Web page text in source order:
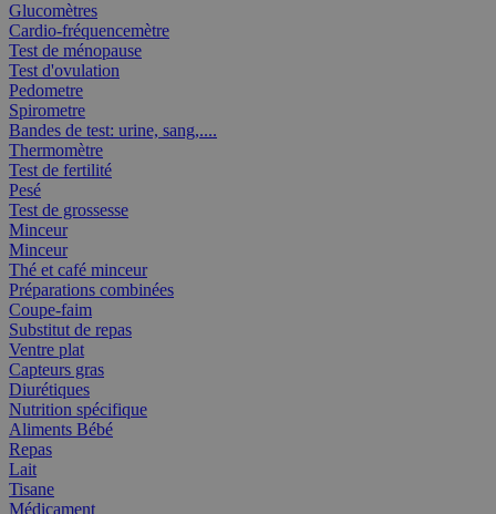
Glucomètres
Cardio-fréquencemètre
Test de ménopause
Test d'ovulation
Pedometre
Spirometre
Bandes de test: urine, sang,....
Thermomètre
Test de fertilité
Pesé
Test de grossesse
Minceur
Minceur
Thé et café minceur
Préparations combinées
Coupe-faim
Substitut de repas
Ventre plat
Capteurs gras
Diurétiques
Nutrition spécifique
Aliments Bébé
Repas
Lait
Tisane
Médicament